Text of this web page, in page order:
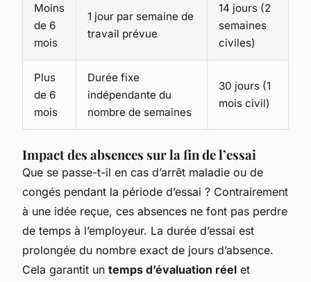
Moins
de 6
mois
1 jour par semaine de
travail prévue
14 jours (2
semaines
civiles)
Plus
de 6
mois
Durée fixe
indépendante du
nombre de semaines
30 jours (1
mois civil)
Impact des absences sur la fin de l’essai
Que se passe-t-il en cas d’arrêt maladie ou de
congés pendant la période d’essai ? Contrairement
à une idée reçue, ces absences ne font pas perdre
de temps à l’employeur. La durée d’essai est
prolongée du nombre exact de jours d’absence.
Cela garantit un temps d’évaluation réel et